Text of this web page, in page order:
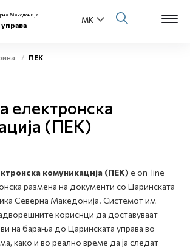
Open
Македонија
ПЕК
електронска
(ПЕК)
комуникација (ПЕК) е on-line
размена на документи со Царинската
Северна Македонија. Системот им
кориснци да доставуваат
на барања до Царинската управа во
како и во реално време да ја следат